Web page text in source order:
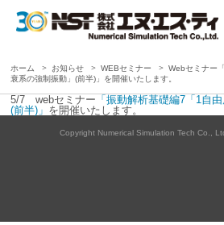
ホーム お知らせ WEBセミナー
Webセミナー
衰系の強制振動」(前半)」を開催いたします。
5/7 webセミナー 「振動解析基礎編7「1自
(前半)」 を開催いたします。
Copyright Numerical Simulation Tech Co.,